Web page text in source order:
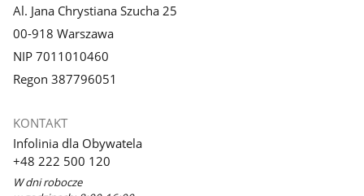
Al. Jana Chrystiana Szucha 25
00-918 Warszawa
NIP 7011010460
Regon 387796051
KONTAKT
Infolinia dla Obywatela
+48 222 500 120
W dni robocze